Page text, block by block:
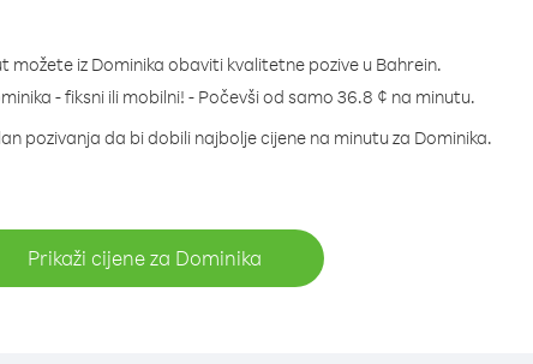
možete iz Dominika obaviti kvalitetne pozive u Bahrein.
- fiksni ili mobilni! - Počevši od samo 36.8 ¢ na minutu.
pozivanja da bi dobili najbolje cijene na minutu za Dominika.
Prikaži cijene za Dominika